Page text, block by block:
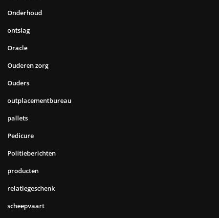
Onderhoud
ontslag
Oracle
Ouderen zorg
Ouders
outplacementbureau
pallets
Pedicure
Politieberichten
producten
relatiegeschenk
scheepvaart